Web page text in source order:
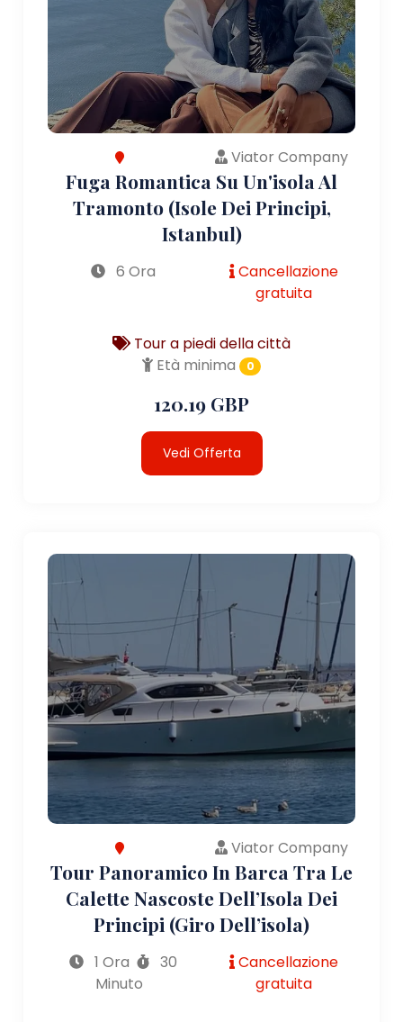
Viator Company
Fuga Romantica Su Un'isola Al
Tramonto (Isole Dei Principi,
Istanbul)
6 Ora
Cancellazione
gratuita
Tour a piedi della città
Età minima
0
120.19 GBP
Vedi Offerta
Viator Company
Tour Panoramico In Barca Tra Le
Calette Nascoste Dell’Isola Dei
Principi (giro Dell’isola)
1 Ora
30
Minuto
Cancellazione
gratuita